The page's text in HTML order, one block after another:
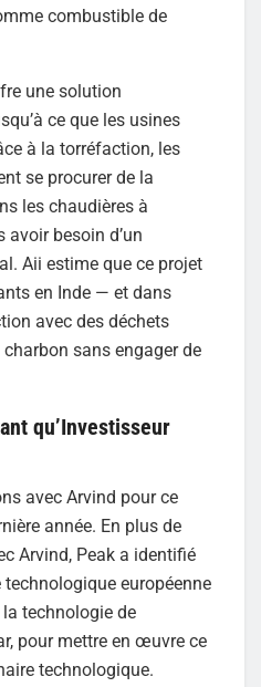
combustible de
une solution
ce que les usines
à la torréfaction, les
se procurer de la
les chaudières à
besoin d’un
Aii estime que ce projet
en Inde — et dans
avec des déchets
sans engager de
qu’Investisseur
avec Arvind pour ce
année. En plus de
Arvind, Peak a identifié
européenne
technologie de
pour mettre en œuvre ce
technologique.